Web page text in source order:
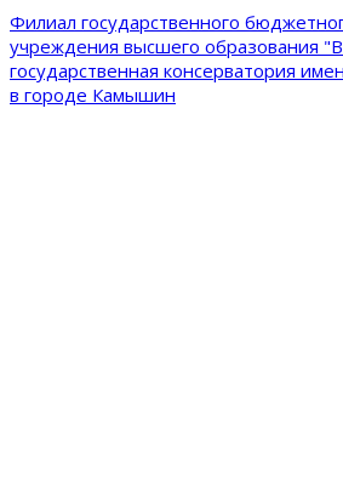
Филиал государственного
учреждения высшего образования
государственная консерватория
в городе Камышин